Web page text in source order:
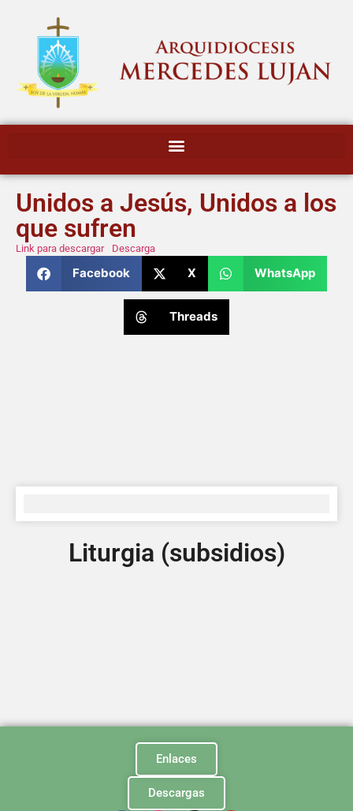
Unidos a Jesús, Unidos a los
que sufren
Link para descargar Descarga
Facebook X WhatsApp
Threads
Liturgia (subsidios)
Enlaces
Descargas